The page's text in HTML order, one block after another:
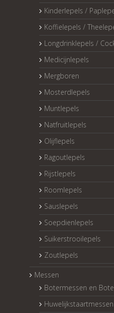
Kinderlepels /
Koffielepels /
Longdrinklepels /
Medicijnlepels
Mergboren
Mosterdlepels
Muntlepels
Natfruitlepels
Olijflepels
Ragoutlepels
Rijstlepels
Roomlepels
Sauslepels
Soepdienlepels
Suikerstrooilepels
Zoutlepels
Messen
Botermessen en